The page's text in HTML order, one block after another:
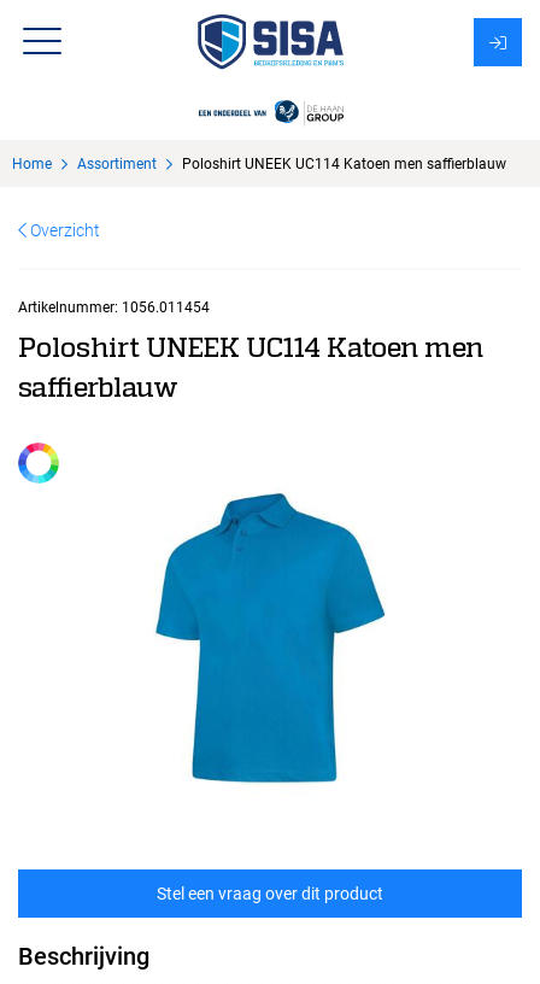
Over Sisa
KMS
Uitzendbureau?
Home Assortiment Poloshirt UNEEK UC114 Katoen men saffierblauw
Overzicht
Artikelnummer: 1056.011454
Poloshirt UNEEK UC114 Katoen men
saffierblauw
Stel een vraag over dit product
Beschrijving